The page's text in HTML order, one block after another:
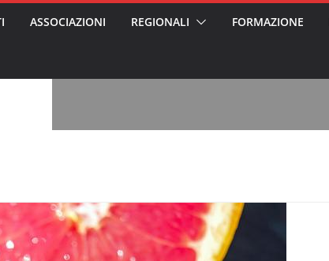
l’analisi di
per gli oss?”
partecipazione
abusi
agli
di riposo
ASSOCIAZIONI REGIONALI FORMAZIONE